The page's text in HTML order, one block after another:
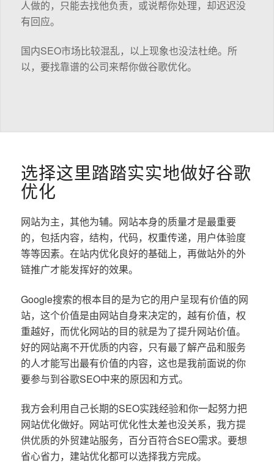
人做的，只能去找他负责，或说帮你处理，却迟迟没
有回应。
国内SEO市场比较混乱，以上现象也没法杜绝。所
以，要找靠谱的公司来帮你做谷歌优化。
选择这里踏踏实实地做好谷歌
优化
网站为主，其他为辅。网站本身的质量才是最重要
的，包括内容，结构，代码，权重传递，用户体验度
等等因素。在站内优化良好的基础上，再做站外的外
链推广才能发挥好的效果。
Google搜索的根本目的是为它的用户呈现有价值的网
站，这个价值是由网站自身来决定的，越有价值，权
重越好，而优化网站的目的就是为了提升网站价值。
好的网站离不开优质的内容，只有最了解产品和服务
的人才能写出最有价值的内容，这也是我前面说的你
要参与到谷歌SEO中来的原因和方式。
我方会利用自己长期的SEO实践经验和你一起努力把
网站优化做好。网站可优化性太差也没关系，我方提
供优质的外贸建站服务，百分百符合SEO需求。要想
省心省力，建站优化都可以选择我方完成。